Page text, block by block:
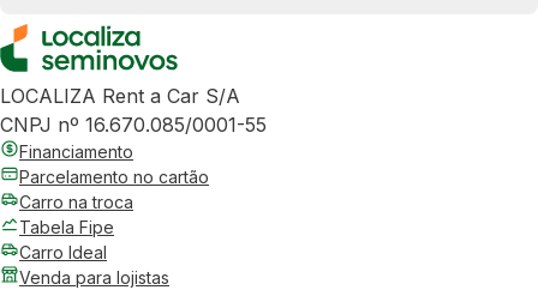
LOCALIZA Rent a Car S/A
CNPJ nº 16.670.085/0001-55
Financiamento
Parcelamento no cartão
Carro na troca
Tabela Fipe
Carro Ideal
Venda para lojistas